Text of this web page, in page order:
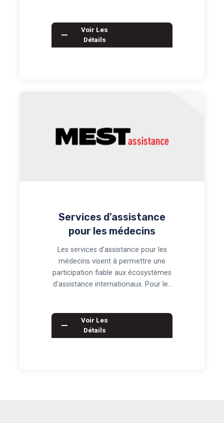
Voir Les
Détails
Services d'assistance
pour les médecins
Les services d'assistance pour les
médecins visent à permettre une
participation fiable aux écosystèmes
d'assistance internationaux. Pour les
Voir Les
Détails